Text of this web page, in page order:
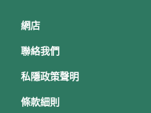
網店
聯絡我們
私隱政策聲明
條款細則